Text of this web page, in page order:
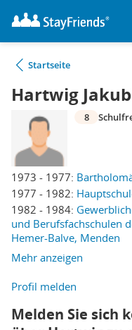
Startseite
Hartwig
1973 - 1977:
1977 - 1982:
1982 - 1984:
und Berufsfachschulen
Hemer-Balve, Menden
Mehr anzeigen
8
Profil melden
Melden Sie sich